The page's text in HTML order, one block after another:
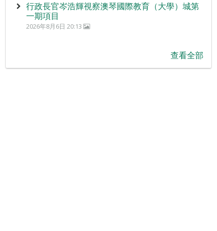
行政長官岑浩輝視察澳琴國際教育（大學）城第
一期項目
2026年8月6日 20:13
查看全部